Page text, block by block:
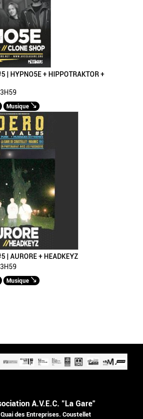
| HYPNO5E + HIPPOTRAKTOR +
Musique
| AURORE + HEADKEYZ
Musique
A.V.E.C. "La Gare"
Quai des Entreprises. Coustellet